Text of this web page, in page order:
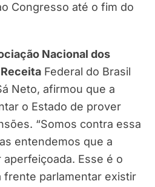
Congresso até o fim do
Nacional dos
Federal do Brasil
Neto, afirmou que a
o Estado de prover
“Somos contra essa
entendemos que a
Esse é o
frente parlamentar existir